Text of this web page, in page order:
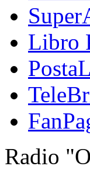
Libro
Radio